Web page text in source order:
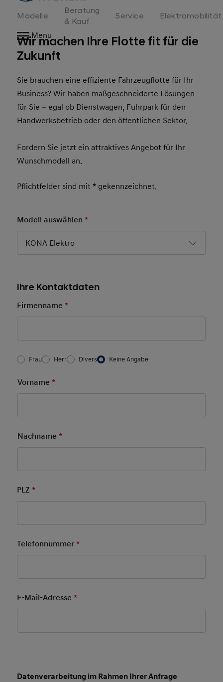
Modelle
Beratung
& Kauf
Service
Elektromobilität
Menu
Wir machen Ihre Flotte fit für die
Zukunft
Sie brauchen eine effiziente Fahrzeugflotte für Ihr
Business? Wir haben maßgeschneiderte Lösungen
für Sie – egal ob Dienstwagen, Fuhrpark für den
Handwerksbetrieb oder den öffentlichen Sektor.
Fordern Sie jetzt ein attraktives Angebot für Ihr
Wunschmodell an.
Pflichtfelder sind mit* gekennzeichnet.
Modell auswählen*
KONA Elektro
Ihre Kontaktdaten
Firmenname*
Frau/Herr *
Frau Herr Divers Keine Angabe
Vorname *Pflichtfeld
Nachname *Pflichtfeld
PLZ*
Telefonnummer*
E-Mail-Adresse*
Datenverarbeitung im Rahmen Ihrer Anfrage